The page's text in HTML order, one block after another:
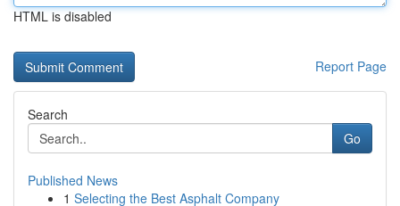
HTML is disabled
Report Page
Search
Go
Published News
1 Selecting the Best Asphalt Company